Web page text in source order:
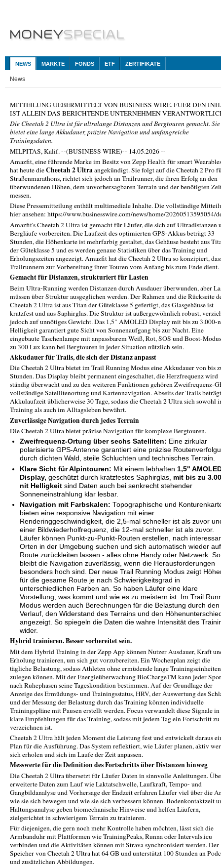
NEWS MÄRKTE FONDS ETF ZERTIFIKATE
News
MITTEILUNG UEBERMITTELT VON BUSINESS WIRE. FUER DEN
IST ALLEIN DAS BERICHTENDE UNTERNEHMEN
Die Cheetah 2 Ultra ist für ultralange Distanzen und Bergtouren gemacht. Sie
bietet eine lange Akkudauer, präzise Navigation und umfangreiche
Trainingsdaten.
MILPITAS, Kalif. --(BUSINESS WIRE)-- 14.05.2026 --
Amazfit, eine führende Marke im Besitz von Zepp Health für smart
hat heute dieCheetah 2 Ultraangekündigt. Sie folgt auf die Cheetah 2 Pro
Straßenmarathons, richtet sich jedoch an Trailrunner, die ihren Erfolg an den
überwundenen Höhen, dem unvorhersagbaren Terrain und der benötigten
messen.
Diese Pressemitteilung enthält multimediale Inhalte. Die vollständige
hier ansehen: https://www.businesswire.com/news/home/20260513595054/
Amazfit's Cheetah 2 Ultra ist gemacht für Läufer, die sich auf Ultradistanzen
Bergläufe vorbereiten. Die Laufzeit des optimierten GPS-Akkus beträgt 33
Stunden, die Höhenkarte ist mehrfarbig gestaltet, das Gehäuse besteht aus
der Güteklasse 5 und es werden genaue Statistiken über das Training und
Erholungszeiten angezeigt. Amazfit hat die Cheetah 2 Ultra so konzipiert,
Trailrunnern zur Vorbereitung ihrer Touren vom Anfang bis zum Ende dient.
Gemacht für Distanzen, strukturiert für Lasten
Beim Ultra-Running werden Distanzen durch Ausdauer überwunden, aber
müssen über Struktur ausgeglichen werden. Der Rahmen und die Rückseite
Cheetah 2 Ultra ist aus Titan der Güteklasse 5 gefertigt, das Glasgehäuse ist
kratzfest und aus Saphirglas. Die Struktur ist außergewöhnlich robust,
jedoch auf unnötiges Gewicht. Das 1,5" AMOLED Display mit bis zu 3.000-
Helligkeit garantiert gute Sicht von Sonnenaufgang bis zur Nacht. Eine
eingebaute Taschenlampe mit anpassbarem Weiß, Rot, SOS und Boost-
zu 300 Lux kann bei Bergtouren in jeder Situation nützlich sein.
Akkudauer für Trails, die sich der Distanz anpasst
Die Cheetah 2 Ultra bietet im Trail Running Modus eine Akkudauer von bis
Stunden. Das Display bleibt permanent eingeschaltet, die Herzfrequenz wird
ständig überwacht und zu den weiteren Funktionen gehören Zweifrequenz-
vollständige Satellitenortung und Kartennavigation. Abseits der Trails
Akkulaufzeit üblicherweise 30 Tage, sodass die Cheetah 2 Ultra sich sowohl
Training als auch im Alltagsleben bewährt.
Zuverlässige Navigation durch jedes Terrain
Die Cheetah 2 Ultra bietet präzise Navigation für komplexe Bergtouren.
Zweifrequenz-Ortung über sechs Satelliten: Eine zirkular
polarisierte GPS-Antenne garantiert eine präzise
durch dichten Wald, steile Schluchten und technisches Terrain.
Klare Sicht für Alpintouren: Mit einem lebhaften 1,5"
Display, geschützt durch kratzfestes Saphirglas, mit bis zu
nit Helligkeit sind Daten auch bei senkrecht stehender
Sonneneinstrahlung klar lesbar.
Navigation mit Farbskalen: Topographische und
bieten eine responsive Navigation mit einer
Renderinggeschwindigkeit, die 2,5-mal schneller ist als zuvor
einer Bildwiederholfrequenz, die 12-mal schneller ist als zuvor.
Läufer können Punkt-zu-Punkt-Routen erstellen, nach
Orten in der Umgebung suchen und sich automatisch wieder
Route zurückleiten lassen - alles ohne Handy oder Netzwerk. So
bleibt die Navigation zuverlässig, wenn die Herausforderungen
besonders hoch sind. Der neue Trail Running Modus zeigt
für die gesame Route je nach Schwierigkeitsgrad in
unterschiedlichen Farben an. So haben Läufer eine klare
Vorstellung, was kommt und wie es zu meistern ist. Im Trail
Modus werden auch Berechnungen für die Belastung durch den
Verlauf, den Widerstand des Terrains und den
angezeigt. So spiegeln die Daten die wahre Intensität des
wider.
Hybrid trainieren. Besser vorbereitet sein.
Mit dem Hybrid Training in der Zepp App können Nutzer Ausdauer, Kraft
Erholung trainieren, um sich gut vorzubereiten. Ein Wochenplan zeigt die
tägliche Belastung, sodass Athleten ohne ermüdende lange Trainingseinheiten
zulegen können. Mit der Energieüberwachung BioChargeTM kann jeder
nach Ruhephasen seine Tageskondition bestimmen. Auf der Grundlage der
Anzeige des Ermüdungs- und Trainingsstatus, HRV, der Auswertung des
und der Messung der Belastung durch das Training können individuelle
Trainingspläne mit Pausen erstellt werden. Focus verwandelt diese Signale in
klare Empfehlungen für das Training, sodass mit jedem Tag ein Fortschritt zu
verzeichnen ist.
Cheetah 2 Ultra hält jeden Moment die Leistung fest und entwickelt daraus
Plan für die Ausführung. Das System reflektiert, wie Läufer planen, aktiv
sich erholen und sich im Laufe der Zeit anpassen.
Messwerte für die Definition des Fortschritts über Distanzen hinweg
Die Cheetah 2 Ultra übersetzt für Läufer Daten in sinnvolle Anleitungen.
erweiterte Daten zum Lauf wie Laktatschwelle, Laufkraft, Tempo- und
Gangbildanalyse und Vorhersage der Endzeit erfahren Läufer viel über die
wie sie sich bewegen und wie sie sich verbessern können. Bodenkontaktzeit
Haltungsanalyse geben biomechanische Hinweise und helfen Läufern,
zielgerichtet in schwierigem Terrain zu trainieren.
Für diejenigen, die gern noch mehr Kontrolle haben möchten, lässt sich die
Armbanduhr mit Plattformen wie TrainingPeaks, Runna oder Intervals.icu
verbinden und die Aktivitäten können mit Strava synchronisiert werden. Der
Speicher von Cheetah 2 Ultra hat 64 GB und unterstützt 100 Stunden an
und zusätzlichen Abbildungen.